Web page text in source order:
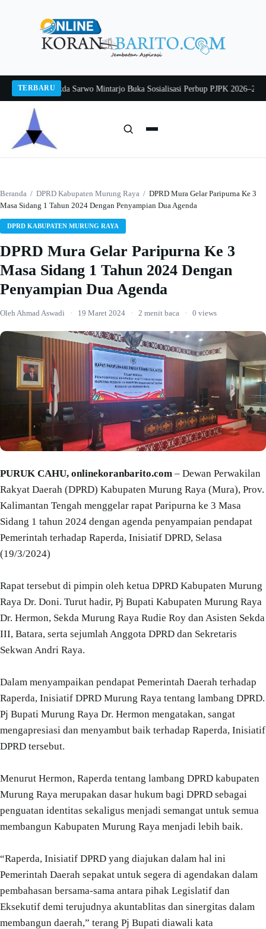
TERBARU
2026Pj Sekda Sarwo Mintarjo Buka Sosialisasi Perbup PJPK 2026–2030
Beranda / DPRD Kabupaten Murung Raya / DPRD Mura Gelar Paripurna Ke 3
Masa Sidang 1 Tahun 2024 Dengan Penyampian Dua Agenda
DPRD KABUPATEN MURUNG RAYA
DPRD Mura Gelar Paripurna Ke 3
Masa Sidang 1 Tahun 2024 Dengan
Penyampian Dua Agenda
Oleh Ahmad Aswadi · 19 Maret 2024 · 2 menit baca · 0 views
PURUK CAHU, onlinekoranbarito.com – Dewan Perwakilan
Rakyat Daerah (DPRD) Kabupaten Murung Raya (Mura), Prov.
Kalimantan Tengah menggelar rapat Paripurna ke 3 Masa
Sidang 1 tahun 2024 dengan agenda penyampaian pendapat
Pemerintah terhadap Raperda, Inisiatif DPRD, Selasa
(19/3/2024)
Rapat tersebut di pimpin oleh ketua DPRD Kabupaten Murung
Raya Dr. Doni. Turut hadir, Pj Bupati Kabupaten Murung Raya
Dr. Hermon, Sekda Murung Raya Rudie Roy dan Asisten Sekda
III, Batara, serta sejumlah Anggota DPRD dan Sekretaris
Sekwan Andri Raya.
Dalam menyampaikan pendapat Pemerintah Daerah terhadap
Raperda, Inisiatif DPRD Murung Raya tentang lambang DPRD.
Pj Bupati Murung Raya Dr. Hermon mengatakan, sangat
mengapresiasi dan menyambut baik terhadap Raperda, Inisiatif
DPRD tersebut.
Menurut Hermon, Raperda tentang lambang DPRD kabupaten
Murung Raya merupakan dasar hukum bagi DPRD sebagai
penguatan identitas sekaligus menjadi semangat untuk semua
membangun Kabupaten Murung Raya menjadi lebih baik.
“Raperda, Inisiatif DPRD yang diajukan dalam hal ini
Pemerintah Daerah sepakat untuk segera di agendakan dalam
pembahasan bersama-sama antara pihak Legislatif dan
Eksekutif demi terujudnya akuntablitas dan sinergitas dalam
membangun daerah,” terang Pj Bupati diawali kata